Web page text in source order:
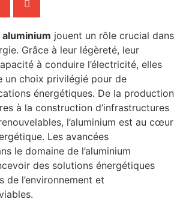
jouent un rôle crucial dans
Grâce à leur légèreté, leur
à conduire l’électricité, elles
un choix privilégié pour de
énergétiques. De la production
à la construction d’infrastructures
l’aluminium est au cœur
Les avancées
le domaine de l’aluminium
des solutions énergétiques
de l’environnement et